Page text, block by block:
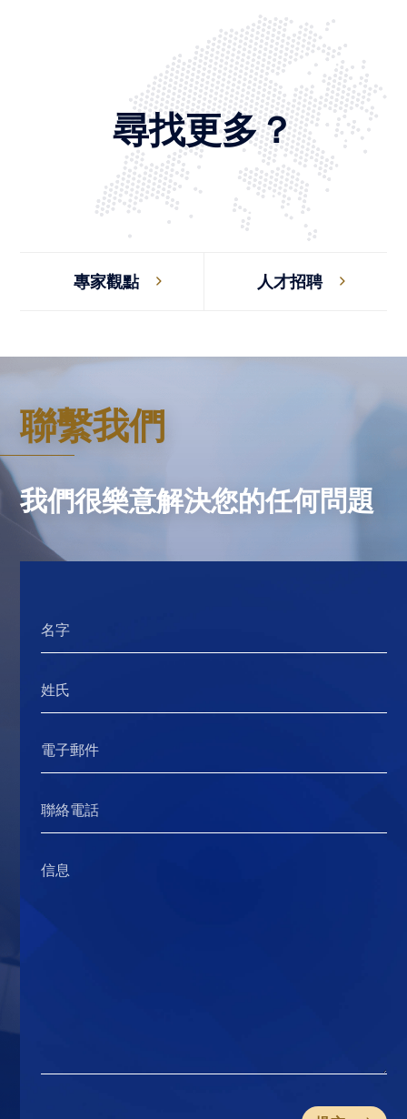
尋找更多？
專家觀點 人才招聘
聯繫我們
我們很樂意解決您的任何問題
名字
姓氏
電子郵件
聯絡電話
信息